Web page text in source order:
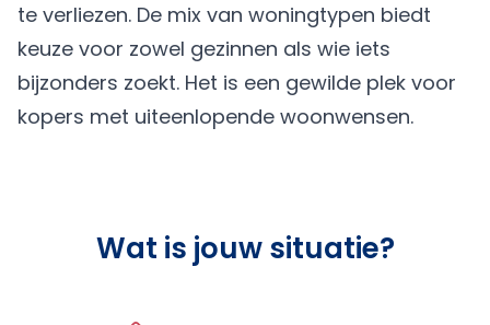
te verliezen. De mix van woningtypen biedt
keuze voor zowel gezinnen als wie iets
bijzonders zoekt. Het is een gewilde plek voor
kopers met uiteenlopende woonwensen.
Wat is jouw situatie?